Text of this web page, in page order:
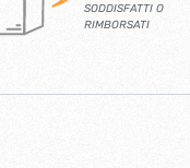
SODDISFATTI O
RIMBORSATI